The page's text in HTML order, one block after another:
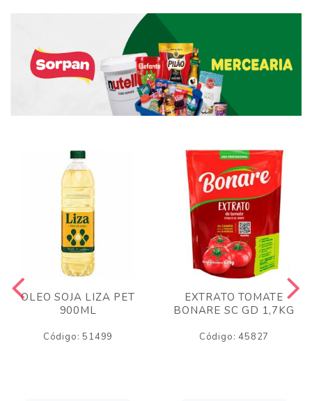
OLEO SOJA LIZA PET
900ML
Código: 51499
EXTRATO TOMATE
BONARE SC GD 1,7KG
Código: 45827